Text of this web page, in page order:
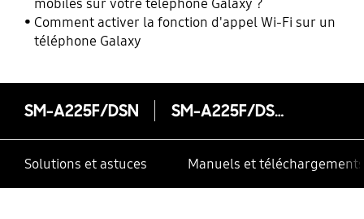
mobiles sur votre téléphone Galaxy ?
Comment activer la fonction d'appel Wi-Fi sur un
téléphone Galaxy
SM-A225F/DSN SM-A225F/DSN
Solutions et astuces Manuels et téléchargements